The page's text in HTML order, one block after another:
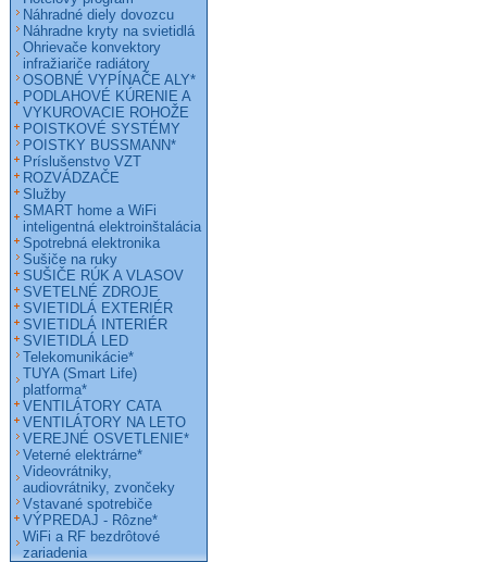
Náhradné diely dovozcu
Náhradne kryty na svietidlá
Ohrievače konvektory
infražiariče radiátory
OSOBNÉ VYPÍNAČE ALY*
PODLAHOVÉ KÚRENIE A
VYKUROVACIE ROHOŽE
POISTKOVÉ SYSTÉMY
POISTKY BUSSMANN*
Príslušenstvo VZT
ROZVÁDZAČE
Služby
SMART home a WiFi
inteligentná elektroinštalácia
Spotrebná elektronika
Sušiče na ruky
SUŠIČE RÚK A VLASOV
SVETELNÉ ZDROJE
SVIETIDLÁ EXTERIÉR
SVIETIDLÁ INTERIÉR
SVIETIDLÁ LED
Telekomunikácie*
TUYA (Smart Life)
platforma*
VENTILÁTORY CATA
VENTILÁTORY NA LETO
VEREJNÉ OSVETLENIE*
Veterné elektrárne*
Videovrátniky,
audiovrátniky, zvončeky
Vstavané spotrebiče
VÝPREDAJ - Rôzne*
WiFi a RF bezdrôtové
zariadenia